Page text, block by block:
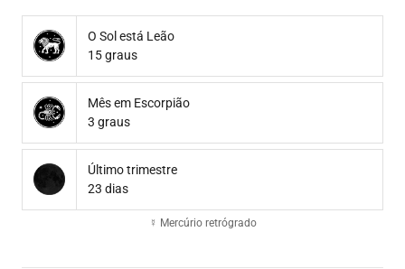
O Sol está Leão
15 graus
Mês em Escorpião
3 graus
Último trimestre
23 dias
☿ Mercúrio retrógrado